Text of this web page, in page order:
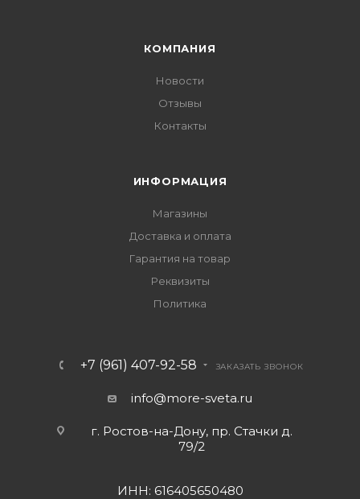
КОМПАНИЯ
Новости
Отзывы
Контакты
ИНФОРМАЦИЯ
Магазины
Доставка и оплата
Гарантия на товар
Реквизиты
Политика
+7 (961) 407-92-58 ЗАКАЗАТЬ ЗВОНОК
info@more-sveta.ru
г. Ростов-на-Дону, пр. Стачки д.
79/2
ИНН: 616405650480